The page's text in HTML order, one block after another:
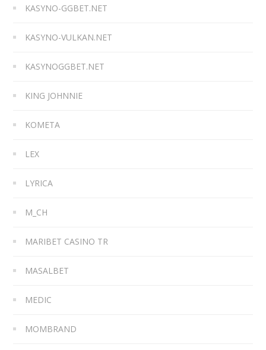
KASYNO-GGBET.NET
KASYNO-VULKAN.NET
KASYNOGGBET.NET
KING JOHNNIE
KOMETA
LEX
LYRICA
M_CH
MARIBET CASINO TR
MASALBET
MEDIC
MOMBRAND